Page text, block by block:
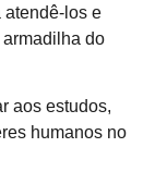
atendê-los e
do
aos estudos,
humanos no